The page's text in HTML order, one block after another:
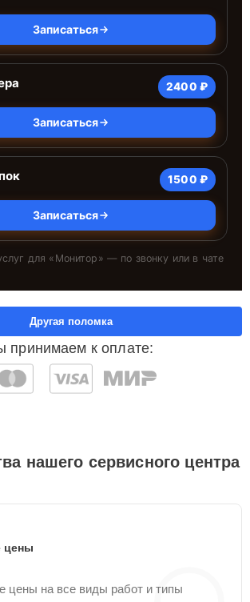
Записаться
2400 ₽
Записаться
1500 ₽
Записаться
для « Монитор » — по звонку или в чате
принимаем к оплате:
Другая поломка
нашего сервисного центра
цены
цены на все виды работ и типы